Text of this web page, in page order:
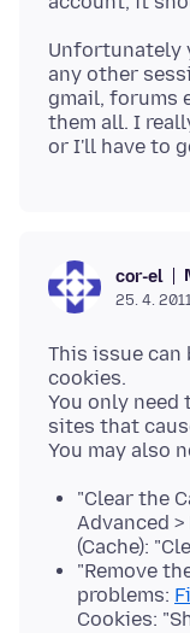
Unfortunately
any other
gmail, forums
them all. I
cor-el
25. 4.
This issue can
cookies.
You only need
sites that
"Clear the
Advanced
(Cache):
"Remove
problems:
Cookies: